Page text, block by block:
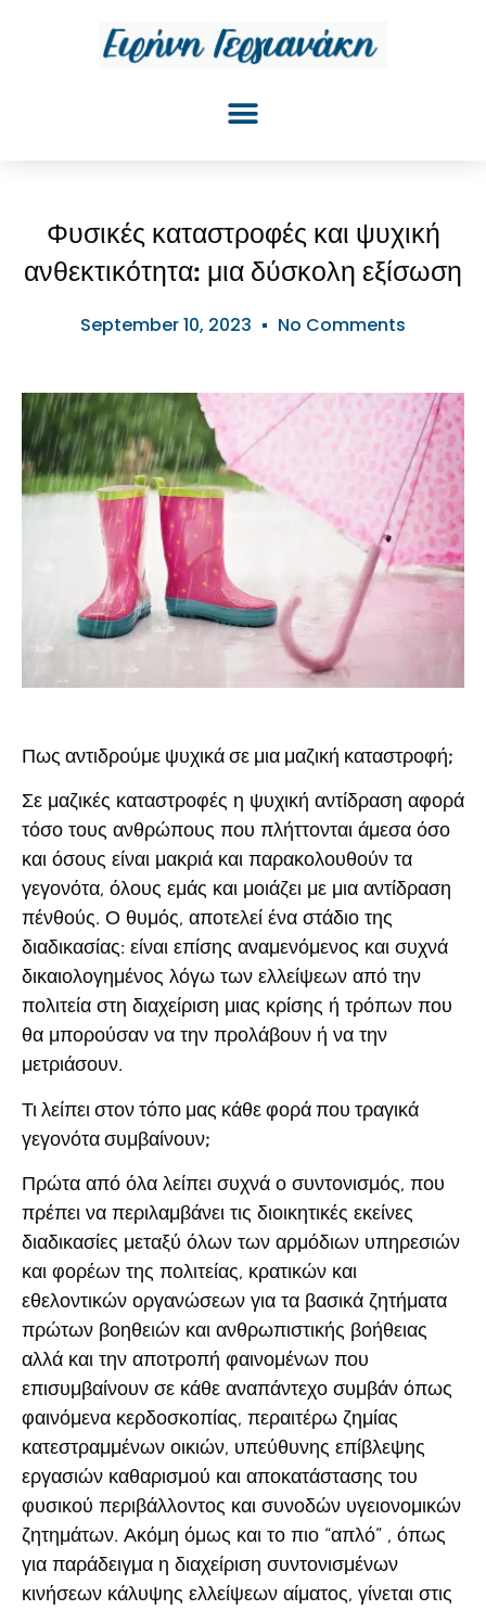
Φυσικές καταστροφές και ψυχική
ανθεκτικότητα: μια δύσκολη εξίσωση
September 10, 2023 No Comments
Πως αντιδρούμε ψυχικά σε μια μαζική καταστροφή;
Σε μαζικές καταστροφές η ψυχική αντίδραση αφορά
τόσο τους ανθρώπους που πλήττονται άμεσα όσο
και όσους είναι μακριά και παρακολουθούν τα
γεγονότα, όλους εμάς και μοιάζει με μια αντίδραση
πένθούς. Ο θυμός, αποτελεί ένα στάδιο της
διαδικασίας: είναι επίσης αναμενόμενος και συχνά
δικαιολογημένος λόγω των ελλείψεων από την
πολιτεία στη διαχείριση μιας κρίσης ή τρόπων που
θα μπορούσαν να την προλάβουν ή να την
μετριάσουν.
Τι λείπει στον τόπο μας κάθε φορά που τραγικά
γεγονότα συμβαίνουν;
Πρώτα από όλα λείπει συχνά ο συντονισμός, που
πρέπει να περιλαμβάνει τις διοικητικές εκείνες
διαδικασίες μεταξύ όλων των αρμόδιων υπηρεσιών
και φορέων της πολιτείας, κρατικών και
εθελοντικών οργανώσεων για τα βασικά ζητήματα
πρώτων βοηθειών και ανθρωπιστικής βοήθειας
αλλά και την αποτροπή φαινομένων που
επισυμβαίνουν σε κάθε αναπάντεχο συμβάν όπως
φαινόμενα κερδοσκοπίας, περαιτέρω ζημίας
κατεστραμμένων οικιών, υπεύθυνης επίβλεψης
εργασιών καθαρισμού και αποκατάστασης του
φυσικού περιβάλλοντος και συνοδών υγειονομικών
ζητημάτων. Ακόμη όμως και το πιο “απλό” , όπως
για παράδειγμα η διαχείριση συντονισμένων
κινήσεων κάλυψης ελλείψεων αίματος, γίνεται στις